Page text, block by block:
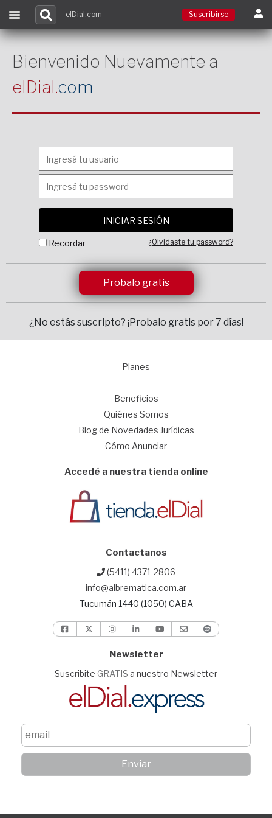
Contacto
elDial.com Suscribirse
Bienvenido Nuevamente a
elDial.com
Recordar ¿Olvidaste tu password?
Probalo gratis
¿No estás suscripto? ¡Probalo gratis por 7 días!
Planes
Beneficios
Quiénes Somos
Blog de Novedades Jurídicas
Cómo Anunciar
Accedé a nuestra tienda online
Contactanos
(5411) 4371-2806
info@albrematica.com.ar
Tucumán 1440 (1050) CABA
Newsletter
Suscribite GRATIS a nuestro Newsletter